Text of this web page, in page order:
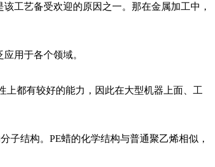
工艺备受欢迎的原因之一。那在金属加工中，
用于各个领域。
都有较好的能力，因此在大型机器上面、工
子结构。PE蜡的化学结构与普通聚乙烯相似，